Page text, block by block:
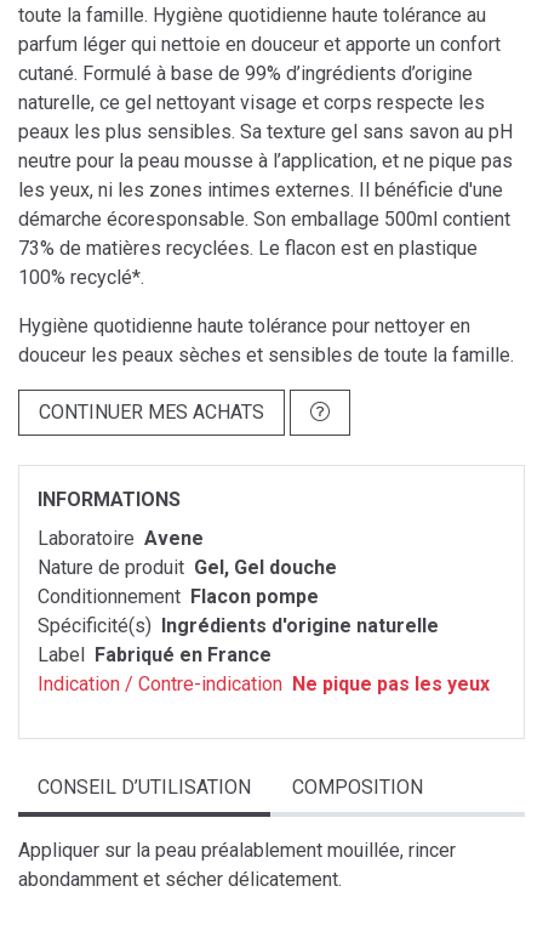
toute la famille. Hygiène quotidienne haute tolérance au
parfum léger qui nettoie en douceur et apporte un confort
cutané. Formulé à base de 99% d’ingrédients d’origine
naturelle, ce gel nettoyant visage et corps respecte les
peaux les plus sensibles. Sa texture gel sans savon au pH
neutre pour la peau mousse à l’application, et ne pique pas
les yeux, ni les zones intimes externes. Il bénéficie d'une
démarche écoresponsable. Son emballage 500ml contient
73% de matières recyclées. Le flacon est en plastique
100% recyclé*.
Hygiène quotidienne haute tolérance pour nettoyer en
douceur les peaux sèches et sensibles de toute la famille.
CONTINUER MES ACHATS
INFORMATIONS
Laboratoire Avene
Nature de produit Gel, Gel douche
Conditionnement Flacon pompe
Spécificité(s) Ingrédients d'origine naturelle
Label Fabriqué en France
Indication / Contre-indication Ne pique pas les yeux
CONSEIL D’UTILISATION COMPOSITION
Appliquer sur la peau préalablement mouillée, rincer
abondamment et sécher délicatement.